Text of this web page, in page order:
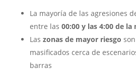
La mayoría de las agresiones
entre las 00:00 y las 4:00 de la
Las zonas de mayor riesgo
masificados cerca de
barras